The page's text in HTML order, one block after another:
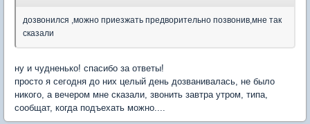
дозвонился ,можно приезжать предворительно позвонив,мне так
сказали
ну и чудненько! спасибо за ответы!
просто я сегодня до них целый день дозванивалась, не было
никого, а вечером мне сказали, звонить завтра утром, типа,
сообщат, когда подъехать можно....